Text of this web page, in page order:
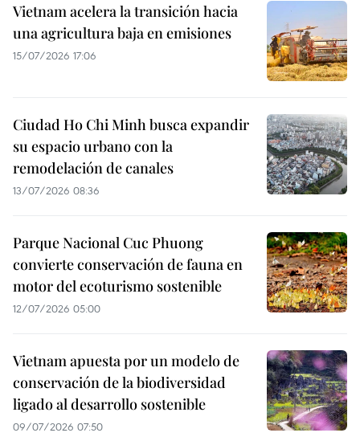
Vietnam acelera la transición hacia
una agricultura baja en emisiones
15/07/2026 17:06
Ciudad Ho Chi Minh busca expandir
su espacio urbano con la
remodelación de canales
13/07/2026 08:36
Parque Nacional Cuc Phuong
convierte conservación de fauna en
motor del ecoturismo sostenible
12/07/2026 05:00
Vietnam apuesta por un modelo de
conservación de la biodiversidad
ligado al desarrollo sostenible
09/07/2026 07:50